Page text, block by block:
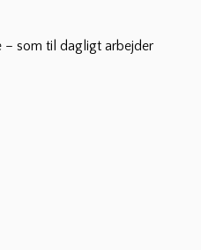
– som til dagligt arbejder